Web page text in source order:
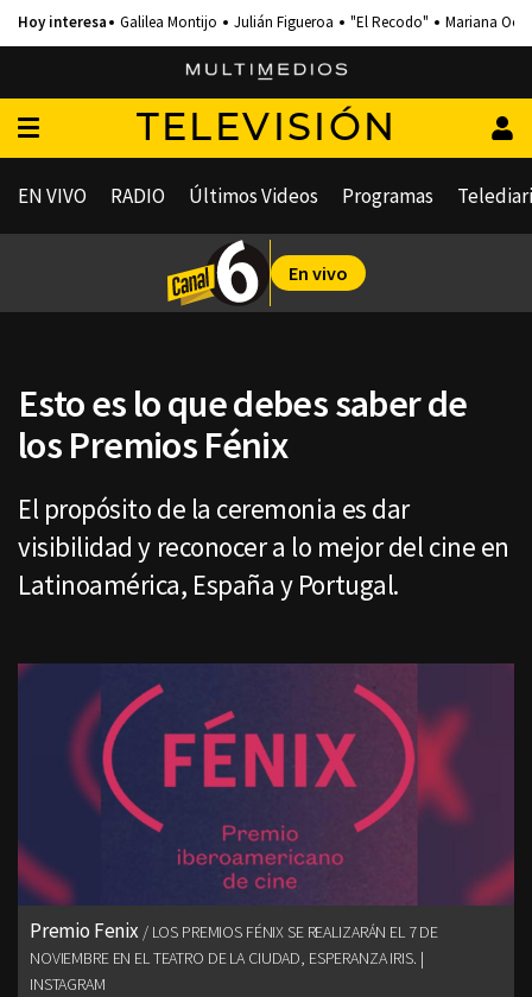
Galilea Montijo Julián Figueroa "El Recodo" Mariana
TELEVISIÓN
EN VIVO RADIO Últimos Videos Programas
En vivo
Esto es lo que debes saber de
los Premios Fénix
El propósito de la ceremonia es dar
visibilidad y reconocer a lo mejor del cine en
Latinoamérica, España y Portugal.
Premio Fenix
LOS PREMIOS FÉNIX SE REALIZARÁN EL 7 DE
NOVIEMBRE EN EL TEATRO DE LA CIUDAD, ESPERANZA IRIS. |
INSTAGRAM